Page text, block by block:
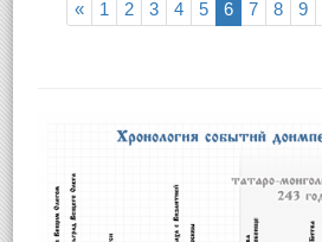
« 1 2 3 4 5 6 7 8 9